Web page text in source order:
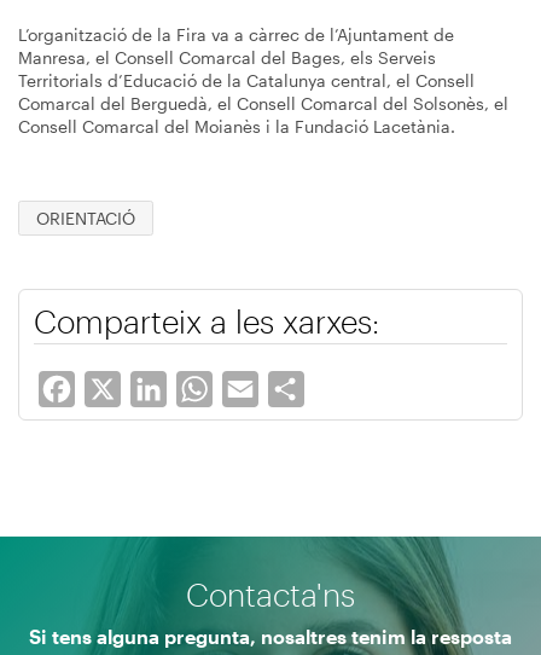
L’organització de la Fira va a càrrec de l’Ajuntament de
Manresa, el Consell Comarcal del Bages, els Serveis
Territorials d’Educació de la Catalunya central, el Consell
Comarcal del Berguedà, el Consell Comarcal del Solsonès, el
Consell Comarcal del Moianès i la Fundació Lacetània.
ORIENTACIÓ
Comparteix a les xarxes:
Facebook LinkedInWhatsApp
Email
Contacta'ns
Si tens alguna pregunta, nosaltres tenim la resposta